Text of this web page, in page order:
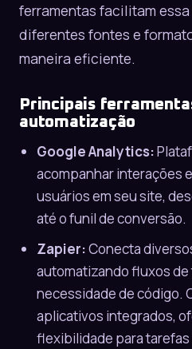
ferramentas facilitam
diferentes fontes e
maneira eficiente.
Principais
automatização
Google Analytics:
acompanhar interações
usuários em seu site,
até o funil de conversão.
Zapier:Conecta
automatizando fluxos de
necessidade de código.
aplicativos integrados,
flexibilidade para